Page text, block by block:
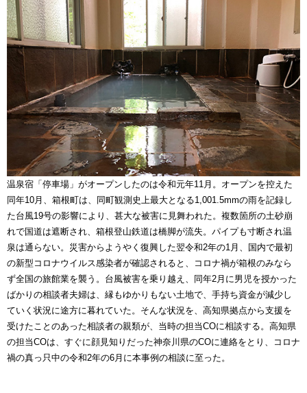
温泉宿「停車場」がオープンしたのは令和元年11月。オープンを控えた
同年10月、箱根町は、同町観測史上最大となる1,001.5mmの雨を記録し
た台風19号の影響により、甚大な被害に見舞われた。複数箇所の土砂崩
れで国道は遮断され、箱根登山鉄道は橋脚が流失。パイプも寸断され温
泉は通らない。災害からようやく復興した翌令和2年の1月、国内で最初
の新型コロナウイルス感染者が確認されると、コロナ禍が箱根のみなら
ず全国の旅館業を襲う。台風被害を乗り越え、同年2月に男児を授かった
ばかりの相談者夫婦は、縁もゆかりもない土地で、手持ち資金が減少し
ていく状況に途方に暮れていた。そんな状況を、高知県拠点から支援を
受けたことのあった相談者の親類が、当時の担当COに相談する。高知県
の担当COは、すぐに顔見知りだった神奈川県のCOに連絡をとり、コロナ
禍の真っ只中の令和2年の6月に本事例の相談に至った。